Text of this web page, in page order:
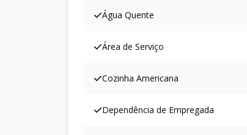
Água Quente
Área de Serviço
Cozinha Americana
Dependência de Empregada